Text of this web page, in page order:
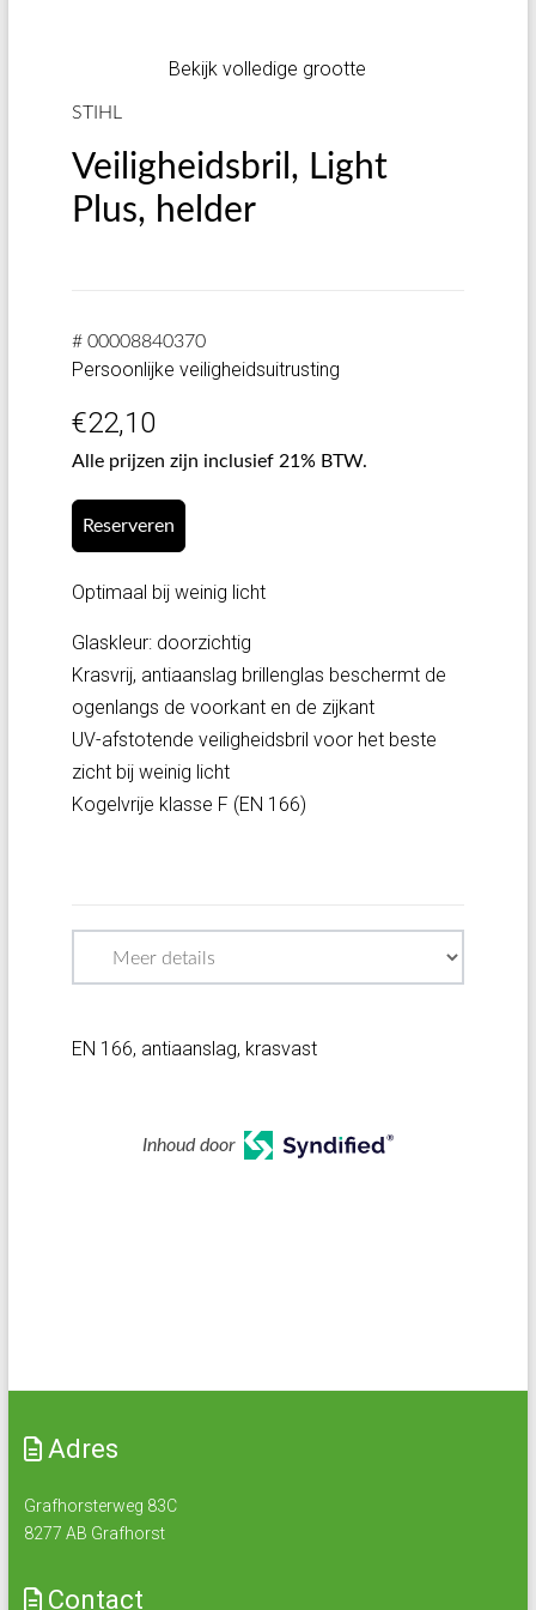
Bekijk volledige grootte
STIHL
Veiligheidsbril, Light
Plus, helder
# 00008840370
Persoonlijke veiligheidsuitrusting
€22,10
Alle prijzen zijn inclusief 21% BTW.
Reserveren
Optimaal bij weinig licht
Glaskleur: doorzichtig
Krasvrij, antiaanslag brillenglas beschermt de
ogenlangs de voorkant en de zijkant
UV-afstotende veiligheidsbril voor het beste
zicht bij weinig licht
Kogelvrije klasse F (EN 166)
EN 166, antiaanslag, krasvast
Inhoud door
Adres
Grafhorsterweg 83C
8277 AB Grafhorst
Contact